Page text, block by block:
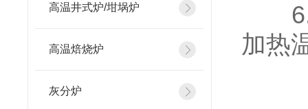
高温井式炉/坩埚炉
高温焙烧炉
灰分炉
6.
加热